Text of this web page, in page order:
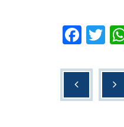
F
c
T
tt
er